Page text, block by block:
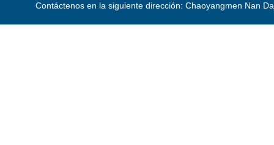
Contáctenos en la siguiente dirección: Chaoyangmen Nan